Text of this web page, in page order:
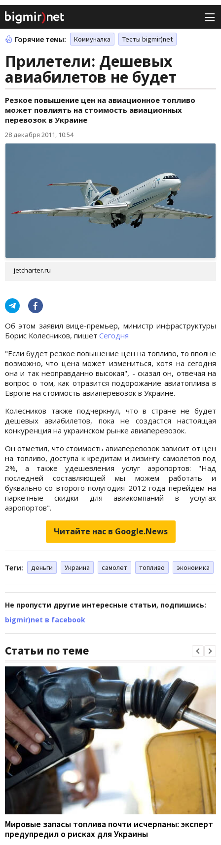
Горячие темы: Коммуналка Тесты bigmir)net
Прилетели: Дешевых
авиабилетов не будет
Резкое повышение цен на авиационное топливо
может повлиять на стоимость авиационных
перевозок в Украине
28 декабря 2011, 10:54
jetcharter.ru
Об этом заявил вице-премьер, министр инфраструктуры
Борис Колесников, пишет Сегодня
"Если будет резкое повышение цен на топливо, то вполне
возможно, что цена может измениться, хотя на сегодня
она и так неоправданно высокая", - сказал он, отвечая на
вопрос о том, как отразится подорожание авиатоплива в
Европе на стоимость авиаперевозок в Украине.
Колесников также подчеркнул, что в стране не будет
дешевых авиабилетов, пока не создастся настоящая
конкуренция на украинском рынке авиаперевозок.
Он отметил, что стоимость авиаперевозок зависит от цен
на топливо, доступа к кредитам и лизингу самолетов под
2%, а также удешевления услуг аэропортов: "Над
последней составляющей мы можем работать и
буквально со второго полугодия 2012 года перейдем на
паркетные скидки для авиакомпаний в услугах
аэропортов".
Читайте нас в Google.News
Теги: деньги Украина самолет топливо экономика
Не пропусти другие интересные статьи, подпишись:
bigmir)net в facebook
Статьи по теме
Мировые запасы топлива почти исчерпаны: эксперт
предупредил о рисках для Украины